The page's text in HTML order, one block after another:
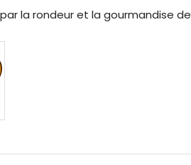
la rondeur et la gourmandise